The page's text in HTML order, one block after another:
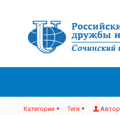
Категории Теги Автор